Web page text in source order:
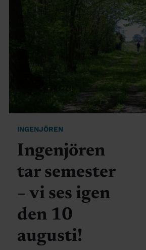
INGENJÖREN
Ingenjören
tar semester
– vi ses igen
den 10
augusti!